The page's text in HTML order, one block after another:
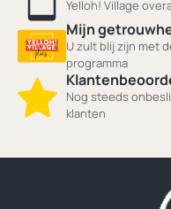
Yelloh! Village
Mijn
U zult blij zijn met
programma
Nog steeds
klanten